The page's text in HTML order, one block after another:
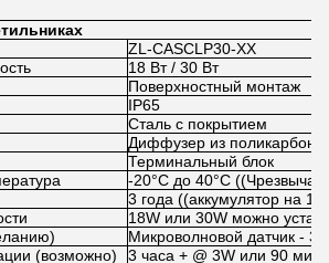
ZL-CASCLP30-XX
18 Вт / 30 Вт
Поверхностный монтаж
IP65
Сталь с покрытием
Диффузер из
Терминальный блок
-20°C до 40°C
3 года ((аккумулятор на 1
18W или 30W можно
Микроволновой датчик -
(возможно)
3 часа + @ 3W или 90